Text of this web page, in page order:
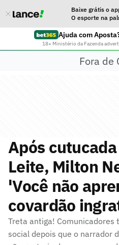
Baixe grátis o
O esporte na
Ajuda com
18+ Ministério da Fazenda
Fora de
Após
Leite, Milton
'Você não
covardão
Treta antiga! Comunicadores
social depois que o narrador